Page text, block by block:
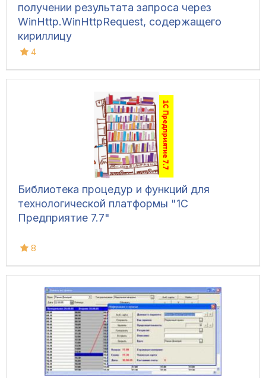
получении результата запроса через
WinHttp.WinHttpRequest, содержащего
кириллицу
4
Библиотека процедур и функций для
технологической платформы "1С
Предприятие 7.7"
8